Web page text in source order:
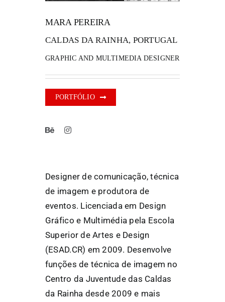
FANZINETECA.PTMARA PEREIRA
CALDAS DA RAINHA, PORTUGAL
GRAPHIC AND MULTIMEDIA DESIGNER
PORTFÓLIO
Designer de comunicação, técnica
de imagem e produtora de
eventos. Licenciada em Design
Gráfico e Multimédia pela Escola
Superior de Artes e Design
(ESAD.CR) em 2009. Desenvolve
funções de técnica de imagem no
Centro da Juventude das Caldas
da Rainha desde 2009 e mais